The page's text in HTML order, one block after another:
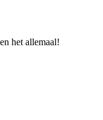
het allemaal!